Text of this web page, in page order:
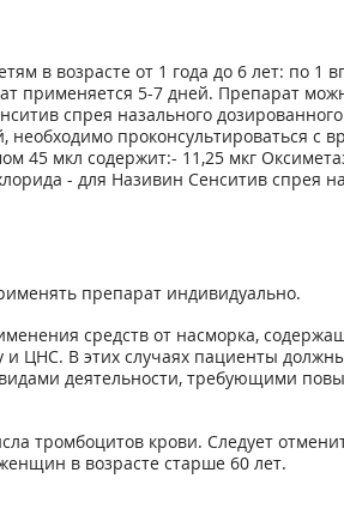
в возрасте от 1 года до 6 лет: по 1
применяется 5-7 дней. Препарат
спрея назального
проконсультироваться с
45 мкл содержит:- 11,25 мкг
- для Називин Сенситив спрея
препарат индивидуально.
средств от насморка,
ЦНС. В этих случаях пациенты
деятельности, требующими
тромбоцитов крови. Следует
в возрасте старше 60 лет.